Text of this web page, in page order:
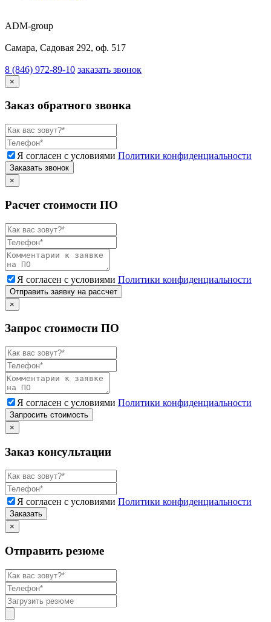
ADM-group
Самара, Садовая 292, оф. 517
8 (846) 972-89-10 заказать звонок
×
Заказ обратного звонка
Я согласен с условиями Политики конфиденциальности
Заказать звонок
×
Расчет стоимости ПО
Я согласен с условиями Политики конфиденциальности
Отправить заявку на рассчет
×
Запрос стоимости ПО
Я согласен с условиями Политики конфиденциальности
Запросить стоимость
×
Заказ консультации
Я согласен с условиями Политики конфиденциальности
Заказать
×
Отправить резюме